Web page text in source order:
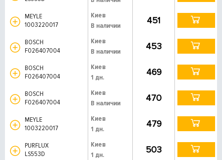
MEYLE
1003220017
Киев
В наличии
451
BOSCH
F026407004
Киев
В наличии
453
BOSCH
F026407004
Киев
1 дн.
469
BOSCH
F026407004
Киев
В наличии
470
MEYLE
1003220017
Киев
1 дн.
479
PURFLUX
LS553D
Киев
1 дн.
503